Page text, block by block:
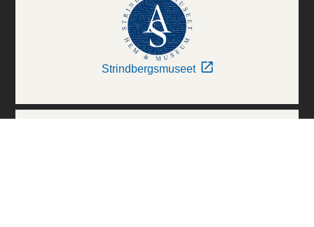
Strindbergsmuseet